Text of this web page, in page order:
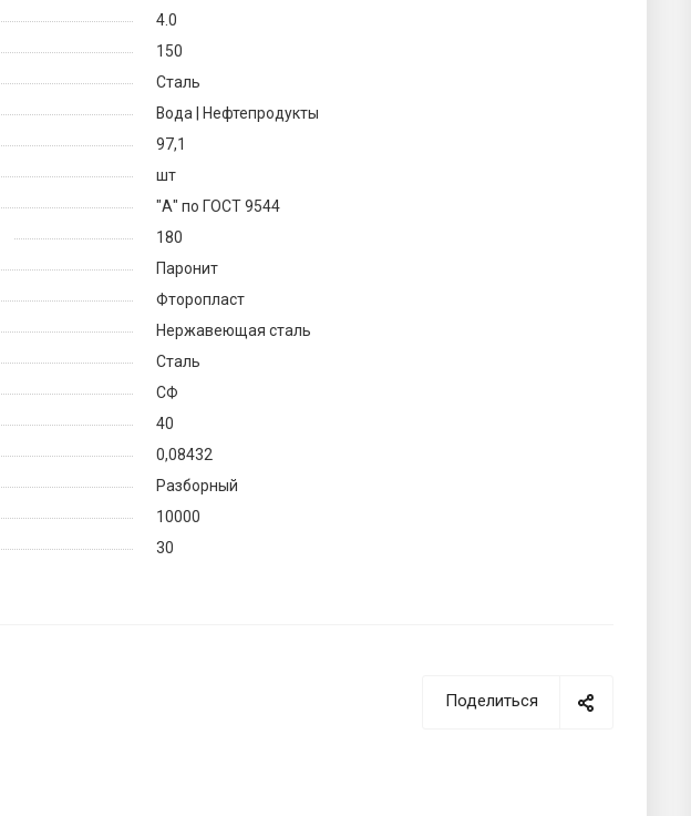
4.0
150
Сталь
Вода | Нефтепродукты
97,1
шт
"А" по ГОСТ 9544
180
Паронит
Фторопласт
Нержавеющая сталь
Сталь
СФ
40
0,08432
Разборный
10000
30
Поделиться